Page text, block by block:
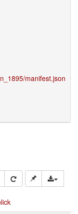
manifest.json